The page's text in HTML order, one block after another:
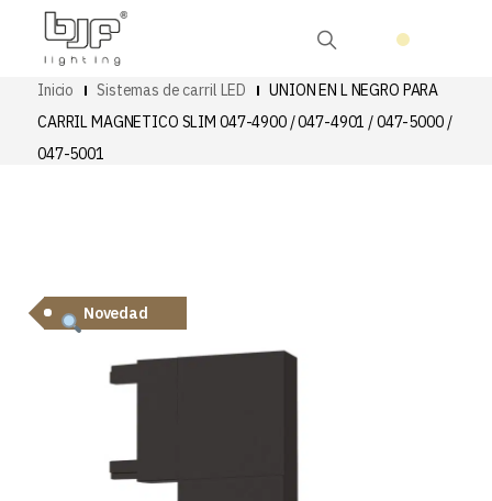
Inicio Sistemas de carril LED
UNION EN L NEGRO PARA
CARRIL MAGNETICO SLIM 047-4900 / 047-4901 / 047-5000 /
047-5001
Novedad